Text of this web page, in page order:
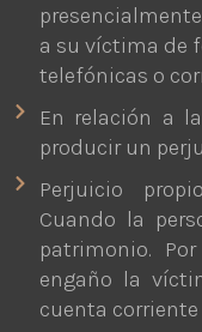
a su víctima de
telefónicas o
En relación a
producir un
Perjuicio
Cuando la
patrimonio.
engaño la
cuenta corriente